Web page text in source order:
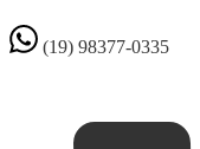
(19) 98377-0335